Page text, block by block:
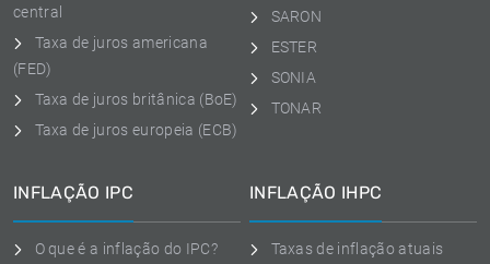
central
Taxa de juros americana
(FED)
Taxa de juros britânica (BoE)
Taxa de juros europeia (ECB)
SARON
ESTER
SONIA
TONAR
INFLAÇÃO IPC
O que é a inflação do IPC?
INFLAÇÃO IHPC
Taxas de inflação atuais